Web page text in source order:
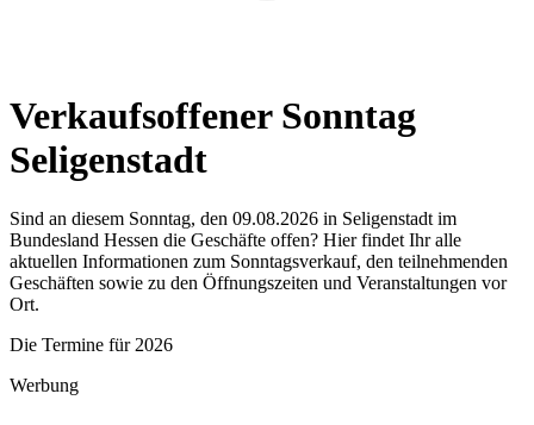
Verkaufsoffener Sonntag
Seligenstadt
Sind an diesem Sonntag, den 09.08.2026 in Seligenstadt im
Bundesland Hessen die Geschäfte offen? Hier findet Ihr alle
aktuellen Informationen zum Sonntagsverkauf, den teilnehmenden
Geschäften sowie zu den Öffnungszeiten und Veranstaltungen vor
Ort.
Die Termine für 2026
Werbung